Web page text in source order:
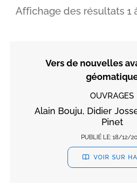
Affichage des résultats 1
Vers de nouvelles
OUVRAGES
Alain Bouju, Didier
Pinet
PUBLIÉ LE: 18/12/
VOIR SUR